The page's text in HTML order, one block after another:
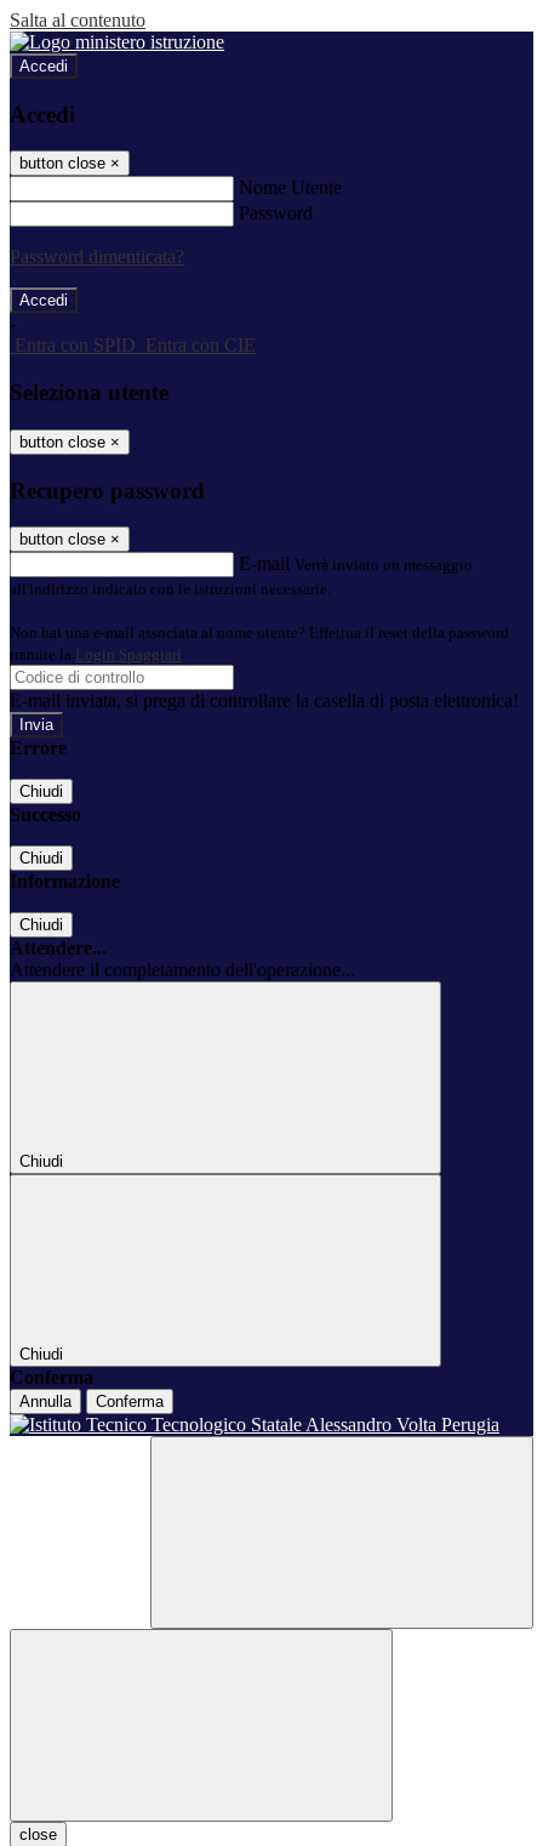
Salta al contenuto
Accedi
Accedi
button close ×
Nome Utente
Password
Password dimenticata?
-
Entra con SPID
Entra con CIE
Seleziona utente
button close ×
Recupero password
button close ×
E-mail Verrà inviato un messaggio
all'indirizzo indicato con le istruzioni necessarie.
Non hai una e-mail associata al nome utente? Effettua il reset della password
tramite la Login Spaggiari
E-mail inviata, si prega di controllare la casella di posta elettronica!
Errore
Chiudi
Successo
Chiudi
Informazione
Chiudi
Attendere...
Attendere il completamento dell'operazione...
Chiudi
Chiudi
Conferma
Annulla Conferma
close